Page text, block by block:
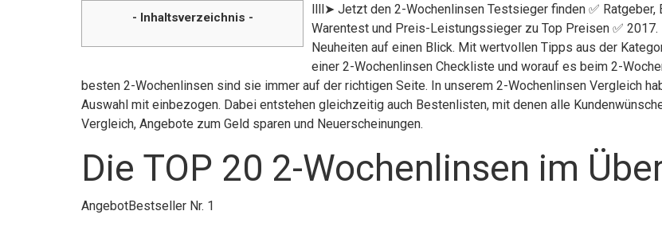
- Inhaltsverzeichnis -
llll➤ Jetzt den 2-Wochenlinsen Testsieger finden ✅
Warentest und Preis-Leistungssieger zu Top Preisen ✅
Neuheiten auf einen Blick. Mit wertvollen Tipps aus der
einer 2-Wochenlinsen Checkliste und worauf es beim 2-
besten 2-Wochenlinsen sind sie immer auf der richtigen Seite. In unserem 2-Wochenlinsen Vergleich
Auswahl mit einbezogen. Dabei entstehen gleichzeitig auch Bestenlisten, mit denen alle
Vergleich, Angebote zum Geld sparen und Neuerscheinungen.
Die TOP 20 2-Wochenlinsen im
AngebotBestseller Nr. 1